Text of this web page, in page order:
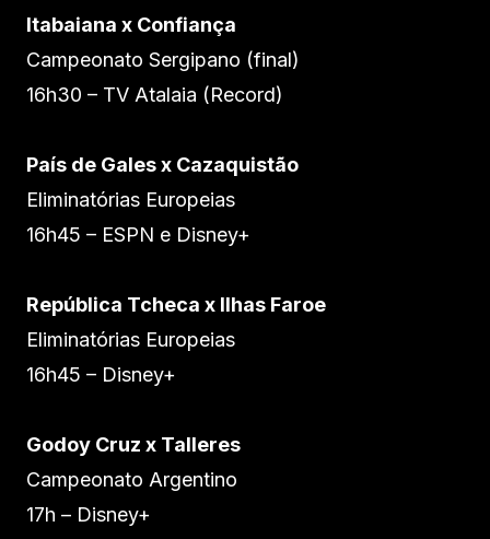
Itabaiana x Confiança
Campeonato Sergipano (final)
16h30 – TV Atalaia (Record)
País de Gales x Cazaquistão
Eliminatórias Europeias
16h45 – ESPN e Disney+
República Tcheca x Ilhas Faroe
Eliminatórias Europeias
16h45 – Disney+
Godoy Cruz x Talleres
Campeonato Argentino
17h – Disney+